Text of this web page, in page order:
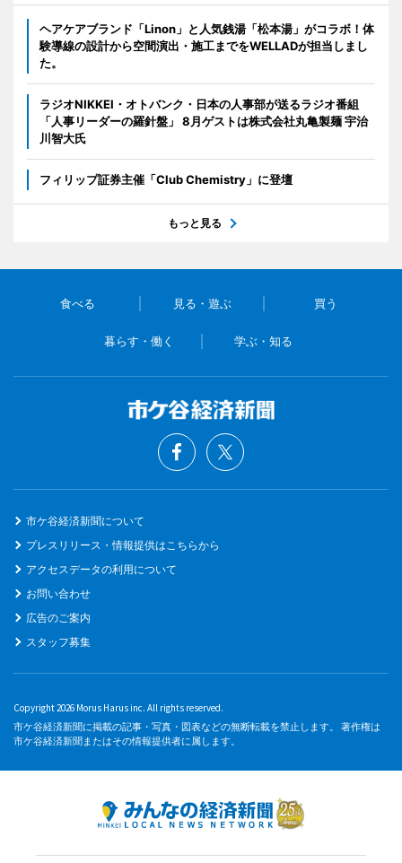
ヘアケアブランド「Linon」と人気銭湯「松本湯」がコラボ！体
験導線の設計から空間演出・施工までをWELLADが担当しまし
た。
ラジオNIKKEI・オトバンク・日本の人事部が送るラジオ番組
「人事リーダーの羅針盤」 8月ゲストは株式会社丸亀製麺 宇治
川智大氏
フィリップ証券主催「Club Chemistry」に登壇
もっと見る
食べる 見る・遊ぶ 買う
暮らす・働く 学ぶ・知る
市ケ谷経済新聞について
プレスリリース・情報提供はこちらから
アクセスデータの利用について
お問い合わせ
広告のご案内
スタッフ募集
Copyright 2026 Morus Harus inc. All rights reserved.
市ケ谷経済新聞に掲載の記事・写真・図表などの無断転載を禁止します。 著作権は
市ケ谷経済新聞またはその情報提供者に属します。